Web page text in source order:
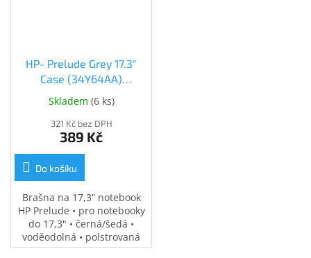
HP- Prelude Grey 17.3"
Case (34Y64AA)
(34Y64AA)
Skladem (6 ks)
321 Kč bez DPH
389 Kč
Do košíku
Brašna na 17,3” notebook
HP Prelude • pro notebooky
do 17,3" • černá/šedá •
voděodolná • polstrovaná
přihrádka na notebook •